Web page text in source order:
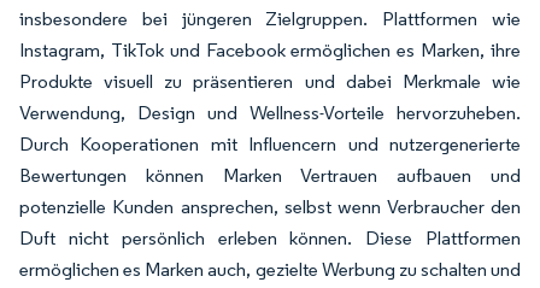
insbesondere bei jüngeren Zielgruppen. Plattformen wie
Instagram, TikTok und Facebook ermöglichen es Marken, ihre
Produkte visuell zu präsentieren und dabei Merkmale wie
Verwendung, Design und Wellness-Vorteile hervorzuheben.
Durch Kooperationen mit Influencern und nutzergenerierte
Bewertungen können Marken Vertrauen aufbauen und
potenzielle Kunden ansprechen, selbst wenn Verbraucher den
Duft nicht persönlich erleben können. Diese Plattformen
ermöglichen es Marken auch, gezielte Werbung zu schalten und